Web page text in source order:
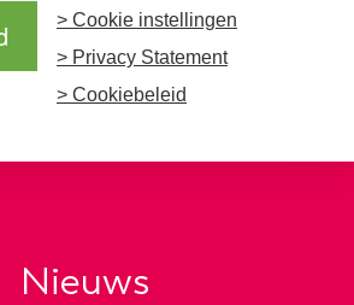
> Cookie instellingen
> Privacy Statement
> Cookiebeleid
Nieuws